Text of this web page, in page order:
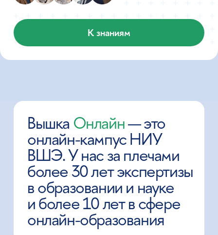
в образовании и науке
и более 10 лет в сфере
онлайн-образования
студентов
передовые технологии,
чтобы каждый мог
получить практико-
ориентированное
образование от ведущего
вуза страны
Наши достижения: